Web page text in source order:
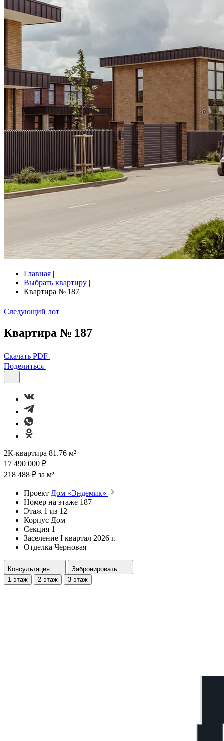
Главная |
Выбрать квартиру |
Квартира № 187
Следующий лот
Квартира № 187
Скачать PDF
Поделиться
2К-квартира 81.76 м²
17 490 000 ₽
218 488 ₽ за м²
Проект Дом «Эндемик»
Номер на этаже 187
Этаж 1 из 12
Корпус Дом
Секция 1
Заселение I квартал 2026 г.
Отделка Черновая
Консультация
Забронировать
1 этаж
2 этаж 3 этаж